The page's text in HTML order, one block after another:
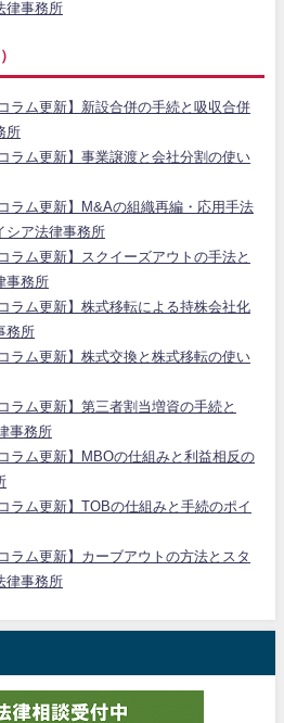
律事務所
）
ラム更新】新設合併の手続と吸収合併
所
ラム更新】事業譲渡と会社分割の使い
ラム更新】M&Aの組織再編・応用手法
シア法律事務所
ラム更新】スクイーズアウトの手法と
事務所
ラム更新】株式移転による持株会社化
務所
ラム更新】株式交換と株式移転の使い
ラム更新】第三者割当増資の手続と
事務所
ラム更新】MBOの仕組みと利益相反の
ラム更新】TOBの仕組みと手続のポイ
ラム更新】カーブアウトの方法とスタ
律事務所